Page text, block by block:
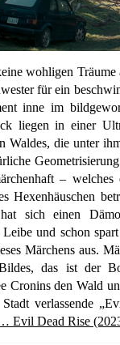
wohligen
für ein
inne im
liegen in einer
Waldes, die unter
–
Hexenhäuschen
hat sich einen
Leibe und schon
Märchens aus.
das ist der
Cronins den Wald
verlassende
Evil Dead Rise